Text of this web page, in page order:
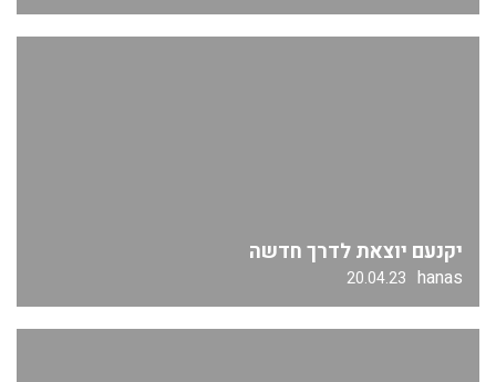
יקנעם יוצאת לדרך חדשה
hanas
20.04.23